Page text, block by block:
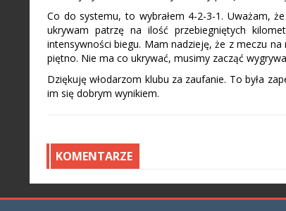
Co do systemu, to wybrałem 4-2-3-1. Uważam,
ukrywam patrzę na ilość przebiegniętych
intensywności biegu. Mam nadzieję, że z meczu
piętno. Nie ma co ukrywać, musimy zacząć
Dziękuję włodarzom klubu za zaufanie. To była
im się dobrym wynikiem.
KOMENTARZE